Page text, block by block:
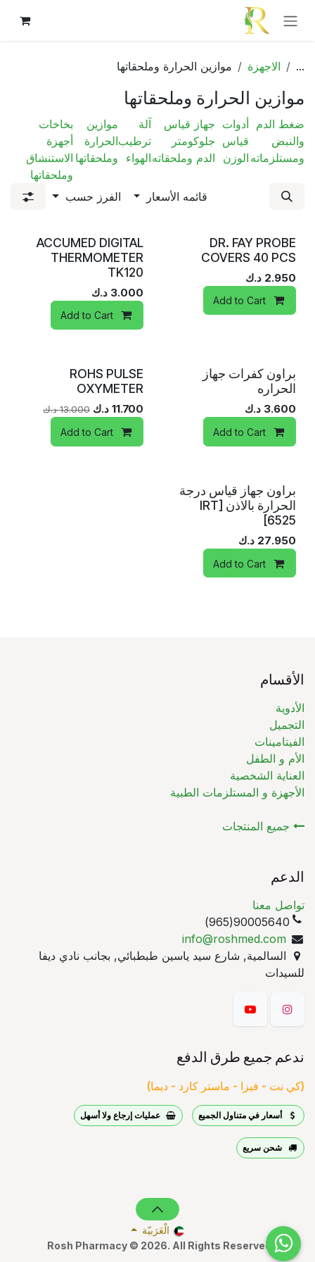
تخطي للذهاب إلى المحتوى
... الاجهزة موازين الحرارة وملحقاتها
موازين الحرارة وملحقاتها
ضغط الدم
والنبض
ومستلزماته
أدوات
قياس
الوزن
جهاز قياس
جلوكومتر
الدم وملحقاته
آلة
ترطيب
الهواء
موازين
الحرارة
وملحقاتها
بخاخات
أجهزة
الاستنشاق
وملحقاتها
قائمه الأسعار
الفرز حسب
DR. FAY PROBE
COVERS 40 PCS
2.950 د.ك
Add to Cart
ACCUMED DIGITAL
THERMOMETER
TK120
3.000 د.ك
Add to Cart
براون كفرات جهاز
الحراره
3.600 د.ك
Add to Cart
ROHS PULSE
OXYMETER
11.700د.ك 13.000د.ك
Add to Cart
براون جهاز قياس درجة
الحرارة بالاذن [IRT
6525]
27.950 د.ك
Add to Cart
الأقسام
الأدوية
التجميل
الفيتامينات
الأم و الطفل
العناية الشخصية
الأجهزة و المستلزمات الطبية
جميع المنتجات
الدعم
تواصل معنا
90005640(965)
info@roshmed.com
السالمية, شارع سيد ياسين طبطبائي, بجانب نادي ديفا
للسيدات
ندعم جميع طرق الدفع
(كي نت - فيزا - ماستر كارد - ديما)
أسعار في متناول الجميع عمليات إرجاع ولا أسهل
شحن سريع
Rosh Pharmacy © 2026. All Rights Reserved
الْعَرَبيّة